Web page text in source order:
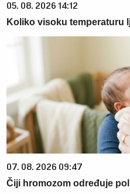
05. 08. 2026 14:12
Koliko visoku temperaturu
07. 08. 2026 09:47
Čiji hromozom određuje